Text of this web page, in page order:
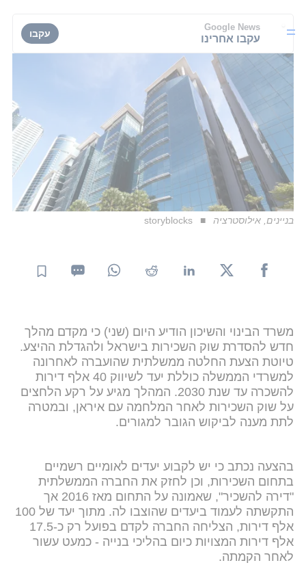
Google News
עקבו אחרינו עקבו
בניינים, אילוסטרציה storyblocks
משרד הבינוי והשיכון הודיע היום (שני) כי מקדם מהלך
חדש להסדרת שוק השכירות בישראל ולהגדלת ההיצע.
טיוטת הצעת החלטה ממשלתית שהועברה לאחרונה
למשרדי הממשלה כוללת יעד לשיווק 40 אלף דירות
להשכרה עד שנת 2030. המהלך מגיע על רקע הלחצים
על שוק השכירות לאחר המלחמה עם איראן, ובמטרה
לתת מענה לביקוש הגובר למגורים.
בהצעה נכתב כי יש לקבוע יעדים לאומיים רשמיים
בתחום השכירות, וכן לחזק את החברה הממשלתית
"דירה להשכיר", שאמונה על התחום מאז 2016 אך
התקשתה לעמוד ביעדים שהוצבו לה. מתוך יעד של 100
אלף דירות, הצליחה החברה לקדם בפועל רק כ-17.5
אלף דירות המצויות כיום בהליכי בנייה - כמעט עשור
לאחר הקמתה.